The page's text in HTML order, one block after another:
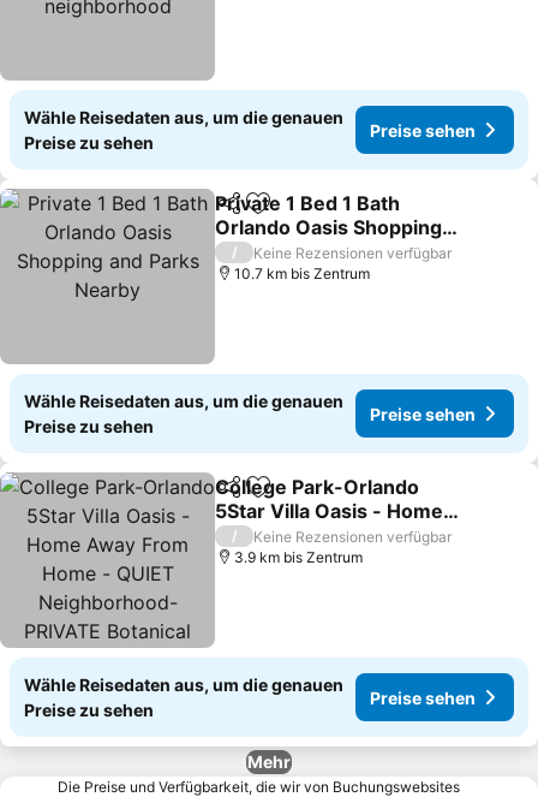
Wähle Reisedaten aus, um die genauen
Preise zu sehen
Preise sehen
TeilenZu Favoriten hinzufügen
Private 1 Bed 1 Bath
Orlando Oasis Shopping
and Parks Nearby
Preise sehen
/
Keine Rezensionen verfügbar
10.7 km bis Zentrum
Wähle Reisedaten aus, um die genauen
Preise zu sehen
Preise sehen
TeilenZu Favoriten hinzufügen
College Park-Orlando
5Star Villa Oasis - Home
Away From Home -
QUIET Neighborhood-
Preise sehen
/
Keine Rezensionen verfügbar
3.9 km bis Zentrum
Wähle Reisedaten aus, um die genauen
Preise zu sehen
Preise sehen
Mehr
Die Preise und Verfügbarkeit, die wir von Buchungswebsites